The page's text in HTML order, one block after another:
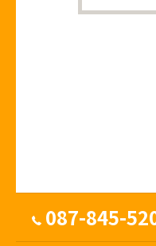
087-845-